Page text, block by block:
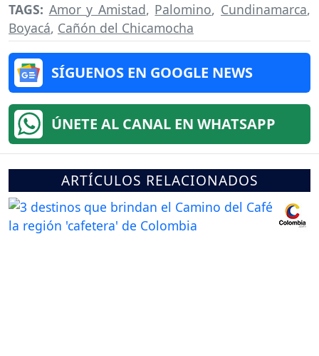
TAGS: Amor y Amistad, Palomino, Cundinamarca,
Boyacá, Cañón del Chicamocha
SÍGUENOS EN GOOGLE NEWS
ÚNETE AL CANAL EN WHATSAPP
ARTÍCULOS RELACIONADOS